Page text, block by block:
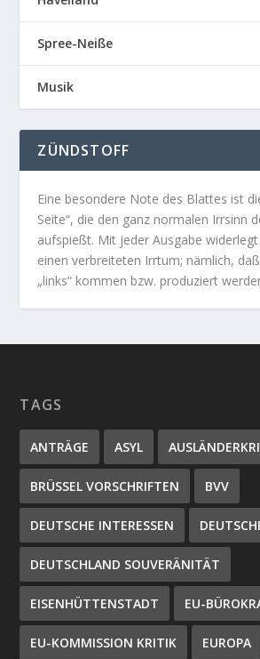
Spree-Neiße
Musik
ZÜNDSTOFF
Eine besondere Note des Blattes ist
Seite“, die den ganz normalen Irrsinn
aufspießt. Mit jeder Ausgabe
einen verbreiteten Irrtum; nämlich,
„links“ kommen bzw. produziert
TAGS
ANTRÄGE ASYL
BRÜSSEL VORSCHRIFTEN BVV
DEUTSCHE INTERESSEN
DEUTSCHLAND SOUVERÄNITÄT
EISENHÜTTENSTADT EU-
EU-KOMMISSION KRITIK EUROPA